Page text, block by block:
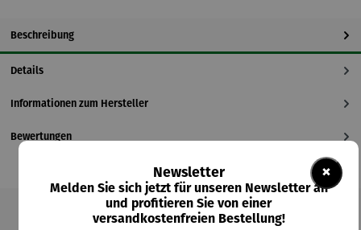
Beschreibung
Details
Informationen zum Hersteller
Bewertungen
×
Newsletter
Melden Sie sich jetzt für unseren Newsletter an
und profitieren Sie von einer
versandkostenfreien Bestellung!